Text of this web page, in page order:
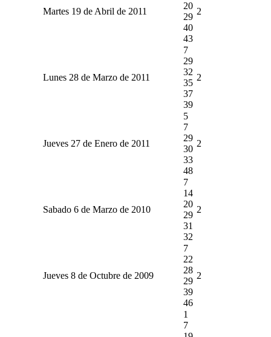
Martes 19 de Abril de 2011
20
29
40
43
2
Lunes 28 de Marzo de 2011
7
29
32
35
37
39
2
Jueves 27 de Enero de 2011
5
7
29
30
33
48
2
Sabado 6 de Marzo de 2010
7
14
20
29
31
32
2
Jueves 8 de Octubre de 2009
7
22
28
29
39
46
2
1
7